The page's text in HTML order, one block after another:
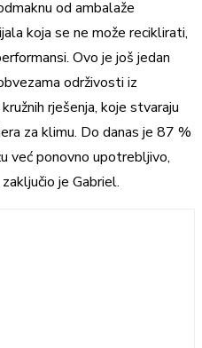
od ambalaže
koja se ne može reciklirati,
Ovo je još jedan
održivosti iz
rješenja, koje stvaraju
za klimu. Do danas je 87 %
već ponovno upotrebljivo,
je Gabriel.